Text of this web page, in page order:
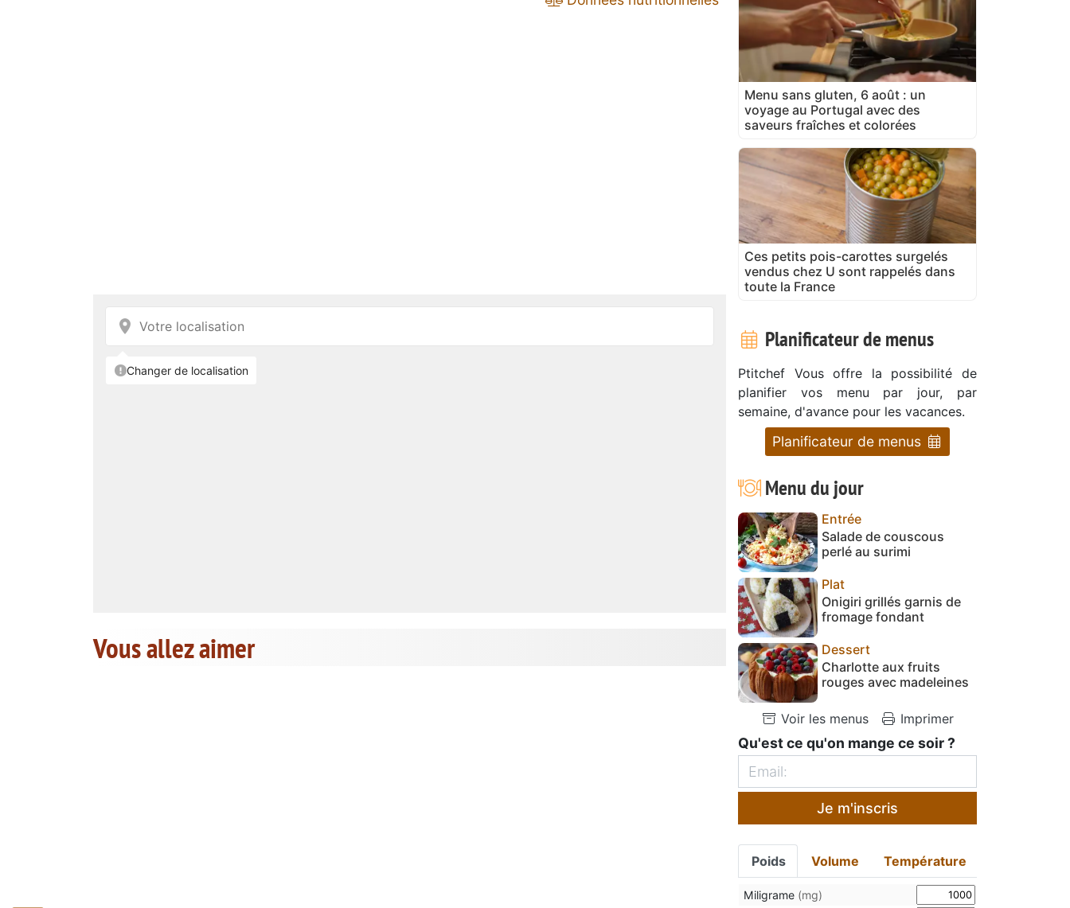
Vous allez aimer
Menu sans gluten, 6 août : un
voyage au Portugal avec des
saveurs fraîches et colorées
Ces petits pois-carottes surgelés
vendus chez U sont rappelés dans
toute la France
Planificateur de menus
Ptitchef Vous offre la possibilité de
planifier vos menu par jour, par
semaine, d'avance pour les vacances.
Planificateur de menus
Menu du jour
Entrée
Salade de couscous
perlé au surimi
Plat
Onigiri grillés garnis de
fromage fondant
Dessert
Charlotte aux fruits
rouges avec madeleines
Voir les menus Imprimer
Qu'est ce qu'on mange ce soir ?
Je m'inscris
Poids Volume Température
Miligrame (mg)